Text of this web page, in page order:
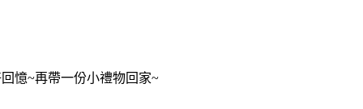
憶~再帶一份小禮物回家~